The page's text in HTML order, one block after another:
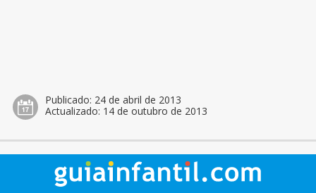
Publicado: 24 de abril de 2013
Actualizado: 14 de outubro de 2013